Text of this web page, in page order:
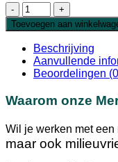
Extra
Fijne
Merino
Lontwol
Azuur
19
micron
Toevoegen aan
Beschrijving
Aanvullende
Beoordelingen
Waarom onze
Wil je werken met
maar ook